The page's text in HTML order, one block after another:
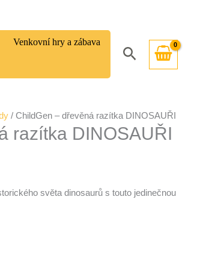
Venkovní hry a zábava
Hledat
/ ChildGen – dřevěná razítka DINOSAUŘI
razítka DINOSAUŘI
světa dinosaurů s touto jedinečnou